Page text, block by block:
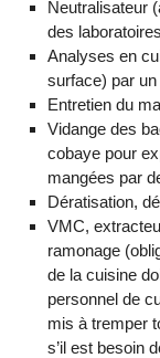
Neutralisateur
des
Analyses en
surface) par
Entretien du
Vidange des
cobaye pour
mangées par
Dératisation,
VMC,
ramonage
de la cuisine
personnel de
mis à tremper
s’il est besoin